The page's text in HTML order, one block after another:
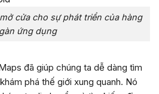
cửa cho sự phát triển của hàng
ứng dụng
đã giúp chúng ta dễ dàng tìm
phá thế giới xung quanh. Nó